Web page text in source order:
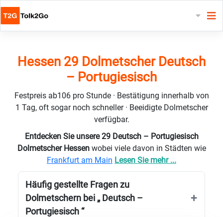
Hessen 29 Dolmetscher Deutsch
– Portugiesisch
Festpreis ab106 pro Stunde · Bestätigung innerhalb von
1 Tag, oft sogar noch schneller · Beeidigte Dolmetscher
verfügbar.
Entdecken Sie unsere 29 Deutsch – Portugiesisch
Dolmetscher Hessen wobei viele davon in Städten wie
Frankfurt am Main Lesen Sie mehr ...
Häufig gestellte Fragen zu
Dolmetschern bei „ Deutsch –
Portugiesisch “